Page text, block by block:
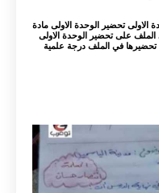
الاولى تحضير الوحدة الاولى مادة
الملف على تحضير الوحدة الاولى
تحضيرها في الملف درجة علمية